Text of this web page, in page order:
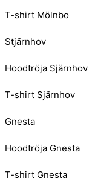
T-shirt Mölnbo
Stjärnhov
Hoodtröja Sjärnhov
T-shirt Sjärnhov
Gnesta
Hoodtröja Gnesta
T-shirt Gnesta